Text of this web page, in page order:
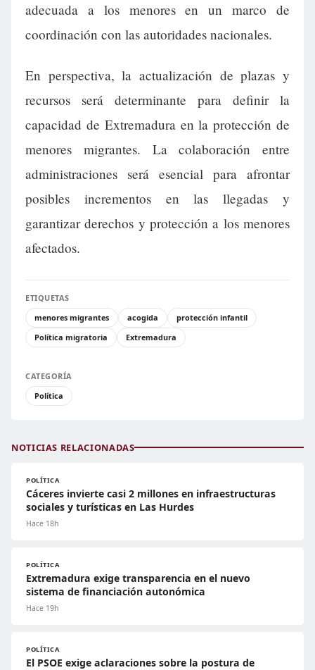
adecuada a los menores en un marco de
coordinación con las autoridades nacionales.
En perspectiva, la actualización de plazas y
recursos será determinante para definir la
capacidad de Extremadura en la protección de
menores migrantes. La colaboración entre
administraciones será esencial para afrontar
posibles incrementos en las llegadas y
garantizar derechos y protección a los menores
afectados.
ETIQUETAS
menores migrantes
acogida
protección infantil
Política migratoria
Extremadura
CATEGORÍA
Política
NOTICIAS RELACIONADAS
POLÍTICA
Cáceres invierte casi 2 millones en infraestructuras
sociales y turísticas en Las Hurdes
Hace 18h
POLÍTICA
Extremadura exige transparencia en el nuevo
sistema de financiación autonómica
Hace 19h
POLÍTICA
El PSOE exige aclaraciones sobre la postura de